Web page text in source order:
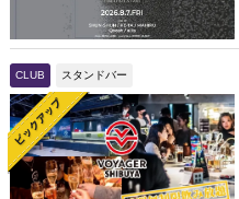
CLUB スタンドバー